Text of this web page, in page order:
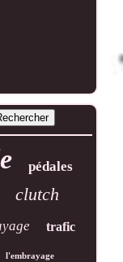
pédales
clutch
trafic
l'embrayage